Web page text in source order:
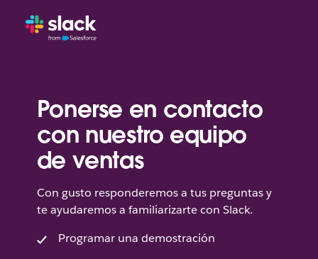
Ponerse en contacto
con nuestro equipo
de ventas
Con gusto responderemos a tus preguntas y
te ayudaremos a familiarizarte con Slack.
Programar una demostración